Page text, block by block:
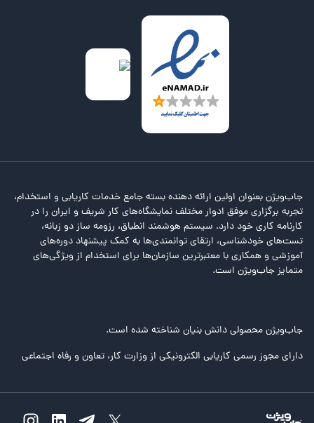
جاب‌ویژن بعنوان اولین ارائه دهنده بسته جامع خدمات کاریابی و استخدام،
تجربه برگزاری موفق ادوار مختلف نمایشگاه‌های کار شریف و ایران را در
کارنامه کاری خود دارد. سیستم هوشمند انطباق، رزومه ساز دو زبانه،
تست‌های خودشناسی، ارتقای توانمندی‌ها به کمک پیشنهاد دوره‌های
آموزشی و همکاری با معتبرترین سازمان‌ها برای استخدام از ویژگی‌های
متمایز جاب‌ویژن است.
جاب‌ویژن محصولی دانش بنیان شناخته شده است.
دارای مجوز رسمی کاریابی الکترونیکی از وزارت کار، تعاون و رفاه اجتماعی